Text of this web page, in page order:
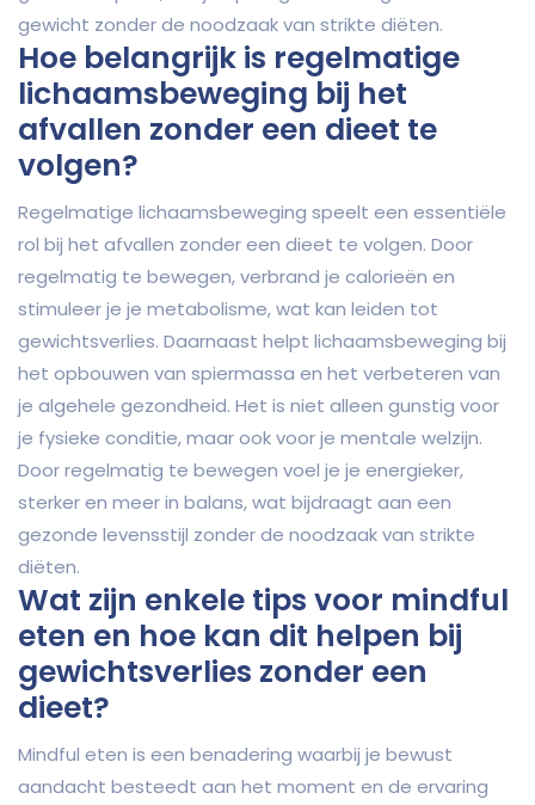
gewicht zonder de noodzaak van strikte diëten.
Hoe belangrijk is regelmatige
lichaamsbeweging bij het
afvallen zonder een dieet te
volgen?
Regelmatige lichaamsbeweging speelt een essentiële
rol bij het afvallen zonder een dieet te volgen. Door
regelmatig te bewegen, verbrand je calorieën en
stimuleer je je metabolisme, wat kan leiden tot
gewichtsverlies. Daarnaast helpt lichaamsbeweging bij
het opbouwen van spiermassa en het verbeteren van
je algehele gezondheid. Het is niet alleen gunstig voor
je fysieke conditie, maar ook voor je mentale welzijn.
Door regelmatig te bewegen voel je je energieker,
sterker en meer in balans, wat bijdraagt aan een
gezonde levensstijl zonder de noodzaak van strikte
diëten.
Wat zijn enkele tips voor mindful
eten en hoe kan dit helpen bij
gewichtsverlies zonder een
dieet?
Mindful eten is een benadering waarbij je bewust
aandacht besteedt aan het moment en de ervaring